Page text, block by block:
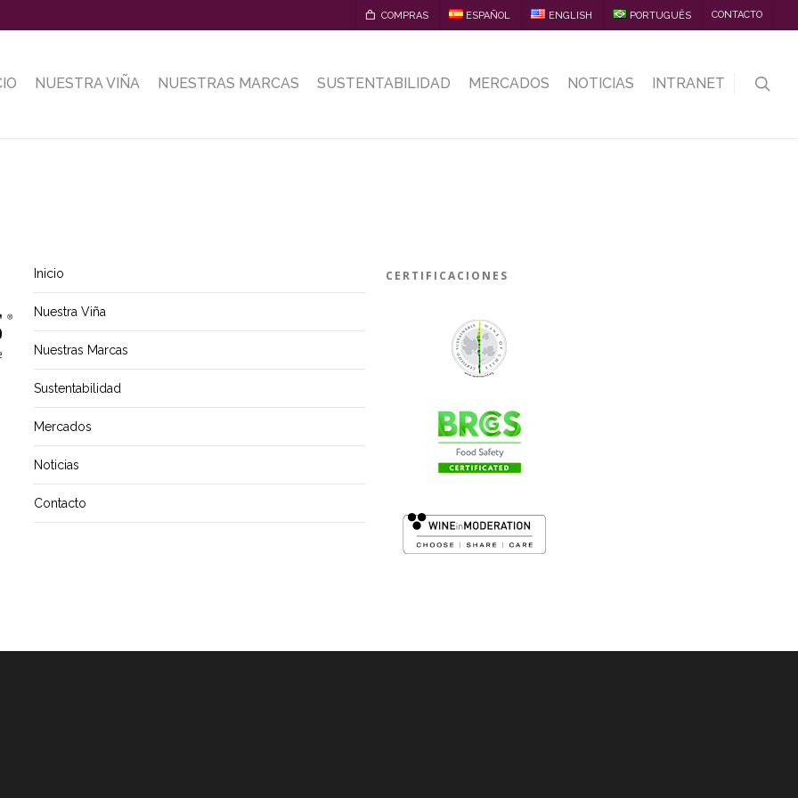
COMPRAS ESPAÑOL ENGLISH PORTUGUÊS CONTACTO
NUESTRA VIÑA NUESTRAS MARCAS SUSTENTABILIDAD MERCADOS NOTICIAS INTRANET
Inicio
Nuestra Viña
Nuestras Marcas
Sustentabilidad
Mercados
Noticias
Contacto
CERTIFICACIONES